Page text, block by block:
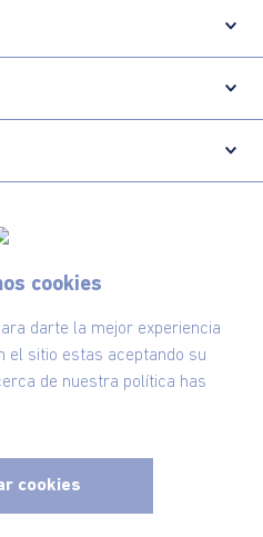
cookies
darte la mejor experiencia
el sitio estas aceptando su
de nuestra política has
cookies
Americanino, todos los derechos reservados